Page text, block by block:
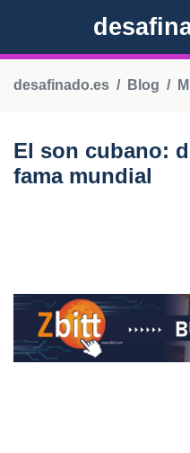
desafinado.es Blog
El son cubano:
fama mundial